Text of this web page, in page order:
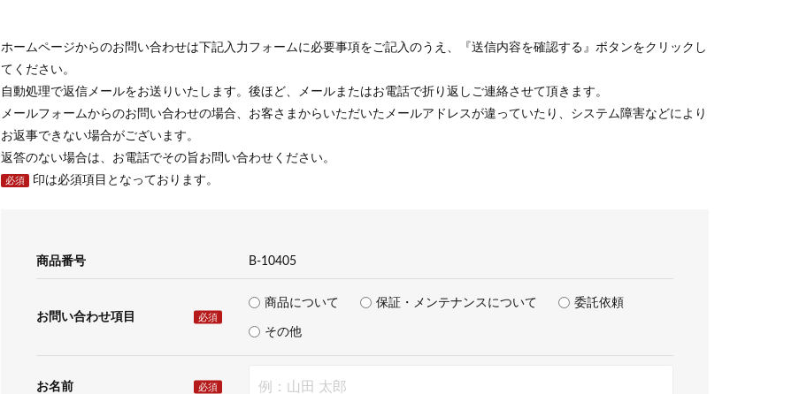
ホームページからのお問い合わせは下記入力フォームに必要事項をご記入のうえ、『送信内容を確認する』ボタンをクリックし
てください。
自動処理で返信メールをお送りいたします。後ほど、メールまたはお電話で折り返しご連絡させて頂きます。
メールフォームからのお問い合わせの場合、お客さまからいただいたメールアドレスが違っていたり、システム障害などにより
お返事できない場合がございます。
返答のない場合は、お電話でその旨お問い合わせください。
必須 印は必須項目となっております。
商品番号 B-10405
お問い合わせ項目 必須
商品について 保証・メンテナンスについて 委託依頼
その他
お名前 必須